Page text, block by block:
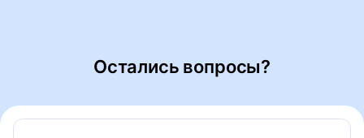
Остались вопросы?